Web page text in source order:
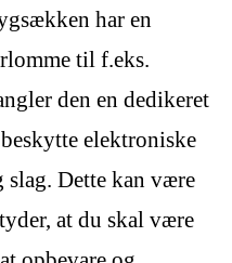
har en
til f.eks.
den en dedikeret
elektroniske
slag. Dette kan være
at du skal være